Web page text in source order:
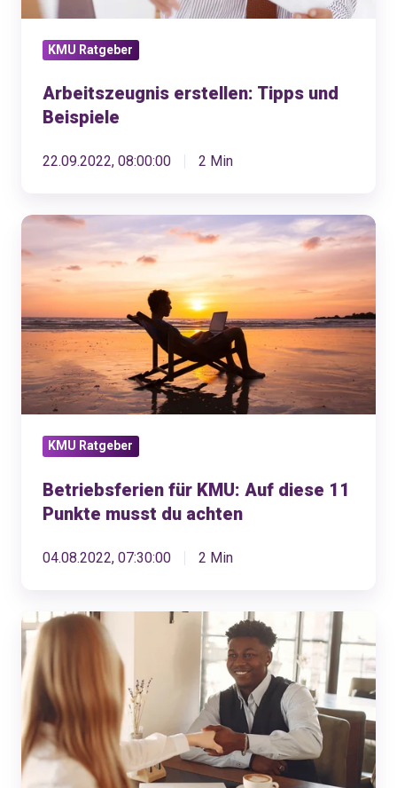
KMU Ratgeber
Arbeitszeugnis erstellen: Tipps und
Beispiele
22.09.2022, 08:00:00 2 Min
Betriebsferien
für
KMU:
diese
11
Punkte
musst
achtenKMU Ratgeber
Betriebsferien für KMU: Auf diese 11
Punkte musst du achten
04.08.2022, 07:30:00 2 Min
Austritt
Mitarbeitende
–
was
gibt
es
zu